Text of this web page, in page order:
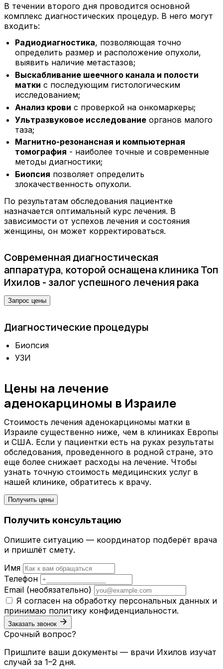
В течении второго дня проводится основной
комплекс диагностических процедур. В него могут
входить:
Радиодиагностика, позволяющая точно
определить размер и расположение опухоли,
выявить наличие метастазов;
Выскабливание шеечного канала и полости
матки с последующим гистологическим
исследованием;
Анализ крови с проверкой на онкомаркеры;
Ультразвуковое исследование органов малого
таза;
Магнитно-резонансная и компьютерная
томография - наиболее точные и современные
методы диагностики;
Биопсия позволяет определить
злокачественность опухоли.
По результатам обследования пациентке
назначается оптимальный курс лечения. В
зависимости от успехов лечения и состояния
женщины, он может корректироваться.
Современная диагностическая
аппаратура, которой оснащена клиника Топ
Ихилов - залог успешного лечения рака
Запрос цены
Диагностические процедуры
Биопсия
УЗИ
Цены на лечение
аденокарциномы в Израиле
Стоимость лечения аденокарциномы матки в
Израиле существенно ниже, чем в клиниках Европы
и США. Если у пациентки есть на руках результаты
обследования, проведенного в родной стране, это
еще более снижает расходы на лечение. Чтобы
узнать точную стоимость медицинских услуг в
нашей клинике, обратитесь к врачу.
Получить цены
Получить консультацию
Опишите ситуацию — координатор подберёт врача
и пришлёт смету.
Имя
Телефон
Email (необязательно)
Я согласен на обработку персональных данных и
принимаю политику конфиденциальности.
Заказать звонок
Срочный вопрос?
Пришлите ваши документы — врачи Ихилов изучат
случай за 1–2 дня.